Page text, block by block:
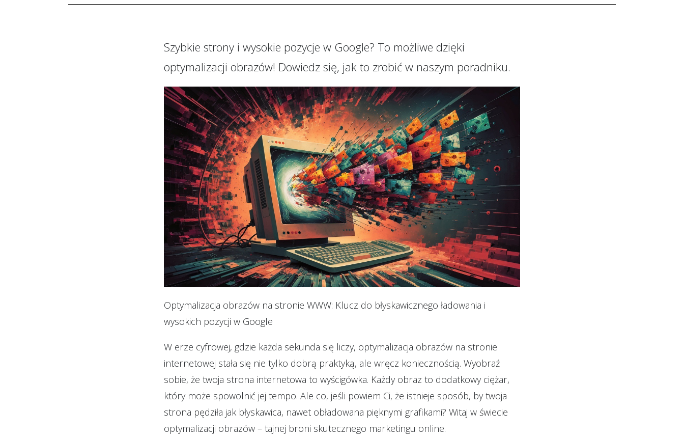
Szybkie strony i wysokie pozycje w Google? To możliwe dzięki
optymalizacji obrazów! Dowiedz się, jak to zrobić w naszym poradniku.
Optymalizacja obrazów na stronie WWW: Klucz do błyskawicznego ładowania i
wysokich pozycji w Google
W erze cyfrowej, gdzie każda sekunda się liczy, optymalizacja obrazów na stronie
internetowej stała się nie tylko dobrą praktyką, ale wręcz koniecznością. Wyobraź
sobie, że twoja strona internetowa to wyścigówka. Każdy obraz to dodatkowy ciężar,
który może spowolnić jej tempo. Ale co, jeśli powiem Ci, że istnieje sposób, by twoja
strona pędziła jak błyskawica, nawet obładowana pięknymi grafikami? Witaj w świecie
optymalizacji obrazów – tajnej broni skutecznego marketingu online.